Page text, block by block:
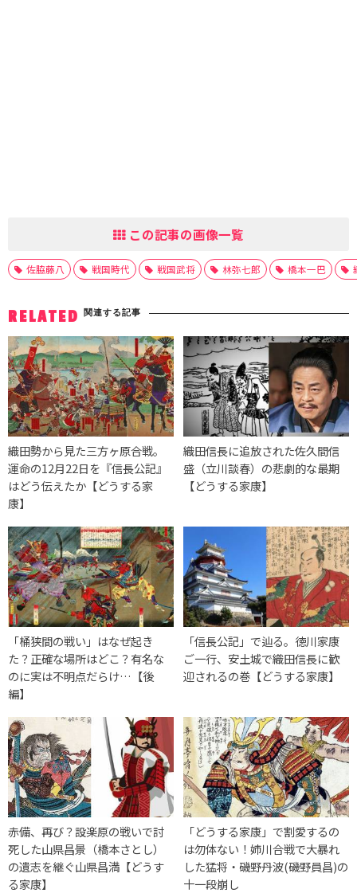
この記事の画像一覧
佐脇藤八 戦国時代 戦国武将 林弥七郎 橋本一巴
RELATED 関連する記事
織田勢から見た三方ヶ原合戦。
運命の12月22日を『信長公記』
はどう伝えたか【どうする家
康】
織田信長に追放された佐久間信
盛（立川談春）の悲劇的な最期
【どうする家康】
「桶狭間の戦い」はなぜ起き
た？正確な場所はどこ？有名な
のに実は不明点だらけ…【後
編】
「信長公記」で辿る。徳川家康
ご一行、安土城で織田信長に歓
迎されるの巻【どうする家康】
赤備、再び？設楽原の戦いで討
死した山県昌景（橋本さとし）
の遺志を継ぐ山県昌満【どうす
る家康】
「どうする家康」で割愛するの
は勿体ない！姉川合戦で大暴れ
した猛将・磯野丹波(磯野員昌)の
十一段崩し